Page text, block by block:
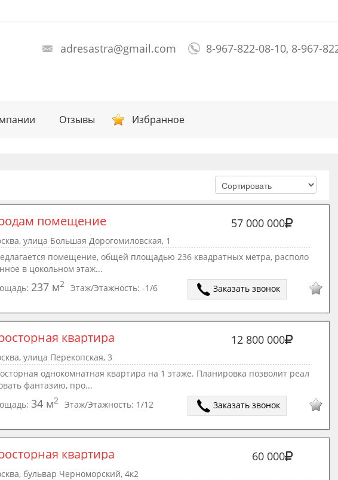
adresastra@gmail.com 8-967-822-08-10, 8-967-
Отзывы Избранное
помещение 57 000 000
улица Большая Дорогомиловская, 1
помещение, общей площадью 236 квадратных метра, располо
в цокольном этаж...
237 м2 Этаж/Этажность: -1/6 Заказать звонок
квартира 12 800 000
улица Перекопская, 3
однокомнатная квартира на 1 этаже. Планировка позволит реал
фантазию, про...
34 м2 Этаж/Этажность: 1/12 Заказать звонок
квартира 60 000
бульвар Черноморский, 4к2